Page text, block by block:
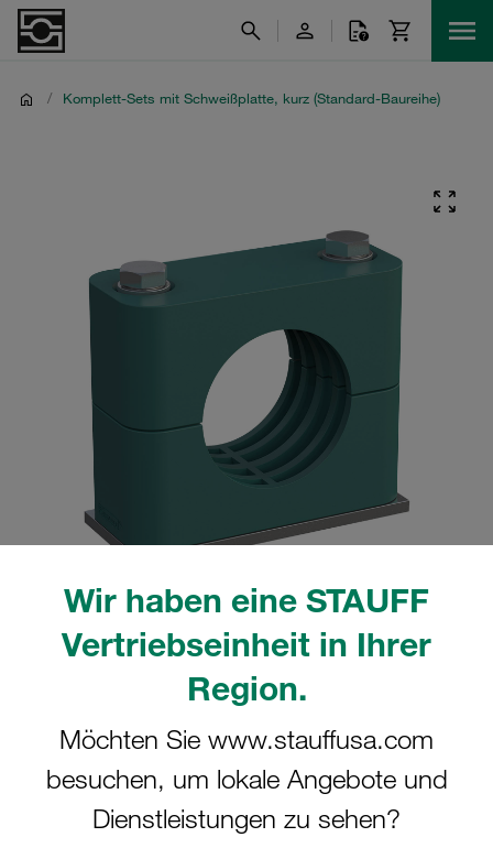
Wir haben eine STAUFF
Vertriebseinheit in Ihrer
Region.
Möchten Sie www.stauffusa.com
besuchen, um lokale Angebote und
Dienstleistungen zu sehen?
/ Komplett-Sets mit Schweißplatte, kurz (Standard-Baureihe)
Bitte beachten Sie: Das Bild dient nur zur Veranschaulichung und kann vom
tatsächlichen Produkt abweichen.
Komplettschelle Standard-Baureihe Gr.
2 Ø15mm Polypropylen W10 gerippt,
mit Vorspannung Anschweißpl., kurz
Einsatz, AS-Schraube